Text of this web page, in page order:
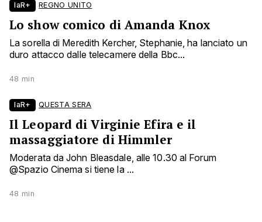
laR+ REGNO UNITO
Lo show comico di Amanda Knox
La sorella di Meredith Kercher, Stephanie, ha lanciato un
duro attacco dalle telecamere della Bbc...
48 min
laR+ QUESTA SERA
Il Leopard di Virginie Efira e il
massaggiatore di Himmler
Moderata da John Bleasdale, alle 10.30 al Forum
@Spazio Cinema si tiene la ...
48 min